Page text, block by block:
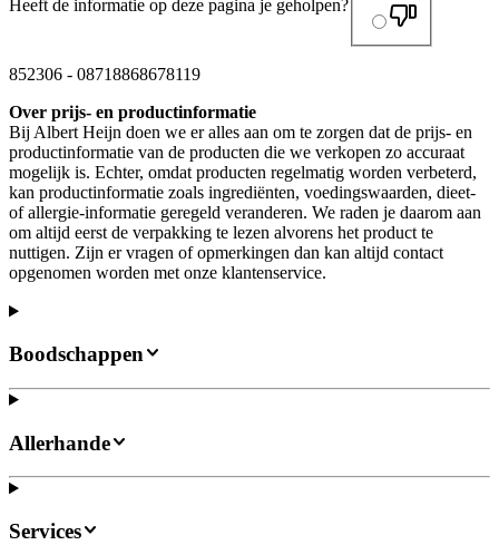
Heeft de informatie op deze pagina je geholpen?
852306 - 08718868678119
Over prijs- en productinformatie
Bij Albert Heijn doen we er alles aan om te zorgen dat de prijs- en
productinformatie van de producten die we verkopen zo accuraat
mogelijk is. Echter, omdat producten regelmatig worden verbeterd,
kan productinformatie zoals ingrediënten, voedingswaarden, dieet-
of allergie-informatie geregeld veranderen. We raden je daarom aan
om altijd eerst de verpakking te lezen alvorens het product te
nuttigen. Zijn er vragen of opmerkingen dan kan altijd contact
opgenomen worden met onze klantenservice.
Boodschappen
Allerhande
Services